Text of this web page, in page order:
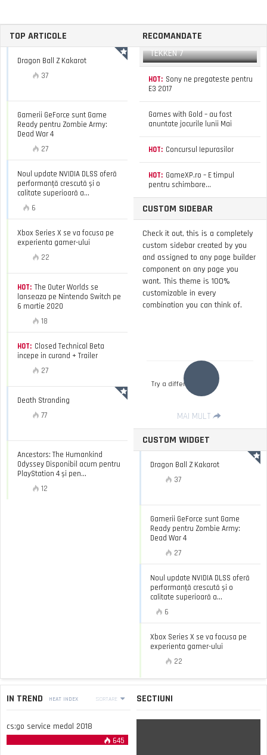
TOP ARTICOLE
Dragon Ball Z Kakarot
37
Gamerii GeForce sunt Game
Ready pentru Zombie Army:
Dead War 4
27
Noul update NVIDIA DLSS oferă
performanță crescută și o
calitate superioară a...
6
Xbox Series X se va focusa pe
experienta gamer-ului
22
HOT: The Outer Worlds se
lanseaza pe Nintendo Switch pe
6 martie 2020
18
HOT: Closed Technical Beta
incepe in curand + Trailer
27
Death Stranding
77
Ancestors: The Humankind
Odyssey Disponibil acum pentru
PlayStation 4 și pen...
12
RECOMANDATE
TEKKEN 7
HOT: Sony ne pregateste pentru
E3 2017
Games with Gold – au fost
anuntate jocurile lunii Mai
HOT: Concursul Iepurasilor
HOT: GameXP.ro – E timpul
pentru schimbare…
CUSTOM SIDEBAR
Check it out, this is a completely
custom sidebar created by you
and assigned to any page builder
component on any page you
want. This theme is 100%
customizable in every
combination you can think of.
Try a different filter
MAI MULT
CUSTOM WIDGET
Dragon Ball Z Kakarot
37
Gamerii GeForce sunt Game
Ready pentru Zombie Army:
Dead War 4
27
Noul update NVIDIA DLSS oferă
performanță crescută și o
calitate superioară a...
6
Xbox Series X se va focusa pe
experienta gamer-ului
22
IN TREND HEAT INDEX SORTARE
cs:go service medal 2018
645
SECTIUNI